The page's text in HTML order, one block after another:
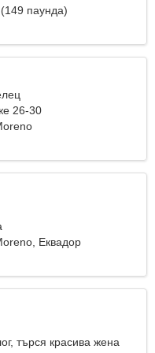
паунда)
26-30
Еквадор
търся красива жена